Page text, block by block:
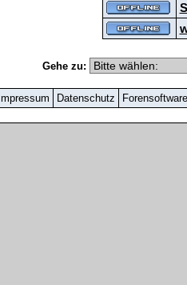
Gehe zu:
Impressum Datenschutz